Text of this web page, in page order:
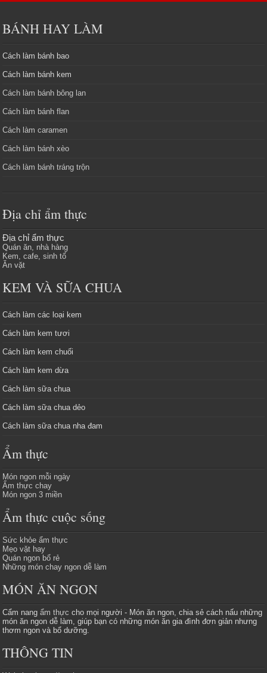
BÁNH HAY LÀM
Cách làm bánh bao
Cách làm bánh kem
Cách làm bánh bông lan
Cách làm bánh flan
Cách làm caramen
Cách làm bánh xèo
Cách làm bánh tráng trộn
Địa chỉ ẩm thực
Địa chỉ ẩm thực
Quán ăn, nhà hàng
Kem, cafe, sinh tố
Ăn vặt
KEM VÀ SỮA CHUA
Cách làm các loại kem
Cách làm kem tươi
Cách làm kem chuối
Cách làm kem dừa
Cách làm sữa chua
Cách làm sữa chua dẻo
Cách làm sữa chua nha đam
Ẩm thực
Món ngon mỗi ngày
Ẩm thực chay
Món ngon 3 miền
Ẩm thực cuộc sống
Sức khỏe ẩm thực
Mẹo vặt hay
Quán ngon bổ rẻ
Những món chay ngon dễ làm
MÓN ĂN NGON
Cẩm nangẩm thực cho mọi người - Món ăn ngon, chia sẻ cách nấu những
món ăn ngon dễ làm, giúp bạn có những món ăn gia đình đơn giản nhưng
thơm ngon và bổ dưỡng.
THÔNG TIN